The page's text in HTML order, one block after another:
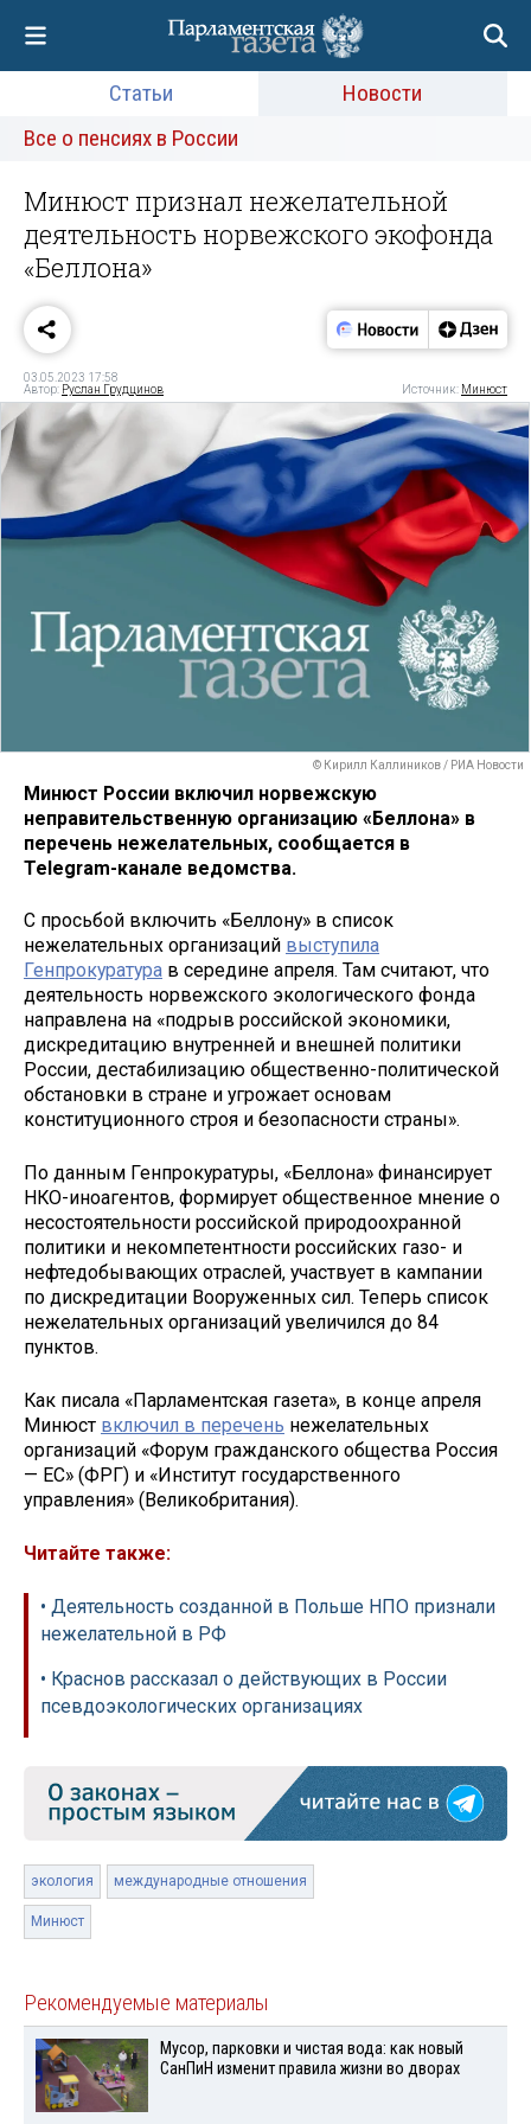
Статьи
Новости
Все о пенсиях в России
Минюст признал нежелательной
деятельность норвежского экофонда
«Беллона»
03.05.2023 17:58
Автор: Руслан Грудцинов Источник: Минюст
© Кирилл Каллиников / РИА Новости
Минюст России включил норвежскую
неправительственную организацию «Беллона» в
перечень нежелательных, сообщается в
Telegram-канале ведомства.
С просьбой включить «Беллону» в список
нежелательных организаций выступила
Генпрокуратура в середине апреля. Там считают, что
деятельность норвежского экологического фонда
направлена на «подрыв российской экономики,
дискредитацию внутренней и внешней политики
России, дестабилизацию общественно-политической
обстановки в стране и угрожает основам
конституционного строя и безопасности страны».
По данным Генпрокуратуры, «Беллона» финансирует
НКО-иноагентов, формирует общественное мнение о
несостоятельности российской природоохранной
политики и некомпетентности российских газо- и
нефтедобывающих отраслей, участвует в кампании
по дискредитации Вооруженных сил. Теперь список
нежелательных организаций увеличился до 84
пунктов.
Как писала «Парламентская газета», в конце апреля
Минюст включил в перечень нежелательных
организаций «Форум гражданского общества Россия
— ЕС» (ФРГ) и «Институт государственного
управления» (Великобритания).
Читайте также:
• Деятельность созданной в Польше НПО признали
нежелательной в РФ
• Краснов рассказал о действующих в России
псевдоэкологических организациях
экология международные отношения
Минюст
Рекомендуемые материалы
Мусор, парковки и чистая вода: как новый
СанПиН изменит правила жизни во дворах